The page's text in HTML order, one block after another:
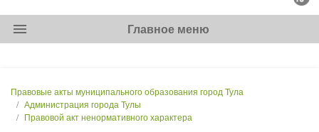
menu Главное меню
Правовые акты муниципального образования город Тула
Администрация города Тулы
Правовой акт ненормативного характера